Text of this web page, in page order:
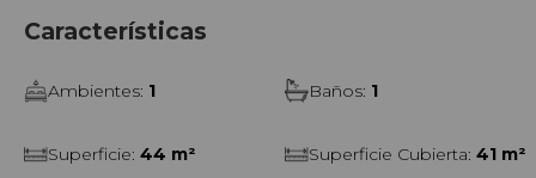
Características
Ambientes: 1 Baños: 1
Superficie: 44 m² Superficie Cubierta: 41 m²